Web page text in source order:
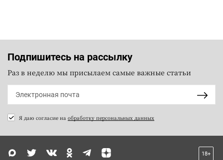
Подпишитесь на рассылку
Раз в неделю мы присылаем самые важные статьи
Я даю согласие на обработку персональных данных
18+